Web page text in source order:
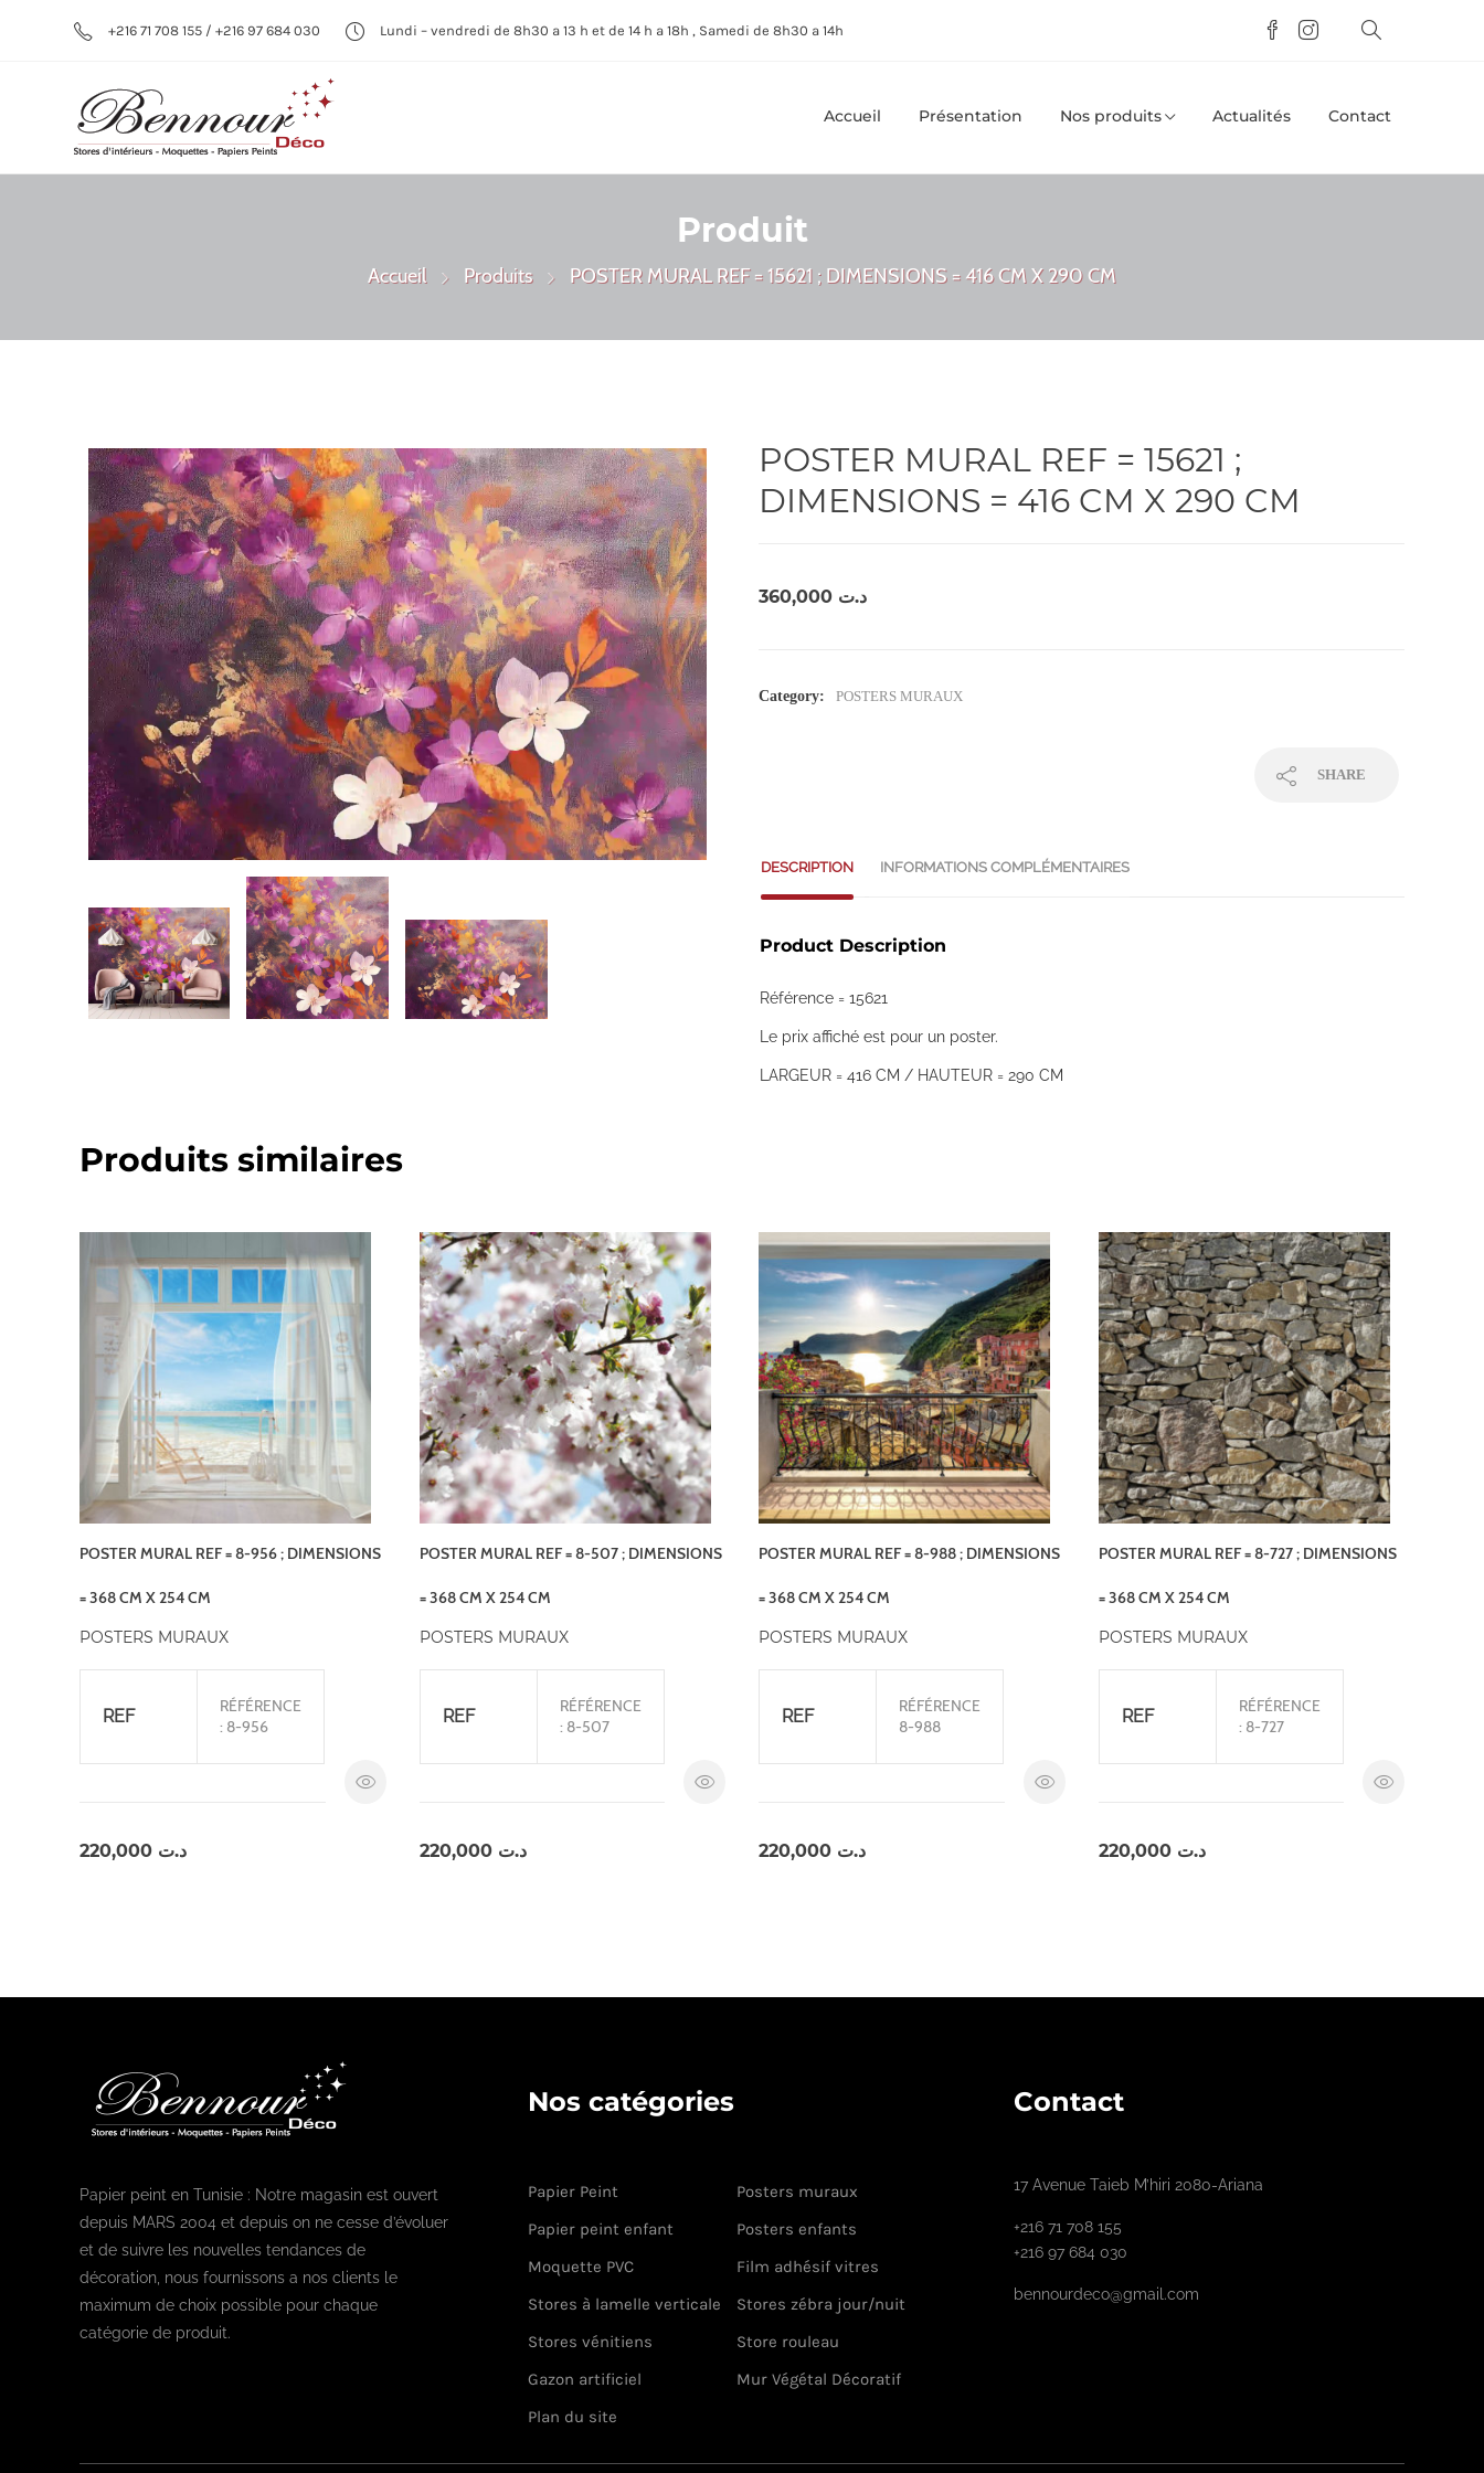
+216 71 708 155 / +216 97 684 030 Lundi – vendredi de 8h30 a 13 h et de 14 h a 18h , Samedi de 8h30 a 14h
Accueil Présentation Nos produits Actualités Contact
Produit
Accueil Produits POSTER MURAL REF = 15621 ; DIMENSIONS = 416 CM X 290 CM
POSTER MURAL REF = 15621 ;
DIMENSIONS = 416 CM X 290 CM
د.ت
Category: POSTERS MURAUX
SHARE
DESCRIPTION INFORMATIONS COMPLÉMENTAIRES
Product Description
Référence = 15621
Le prix affiché est pour un poster.
LARGEUR = 416 CM / HAUTEUR = 290 CM
Produits similaires
POSTER MURAL REF = 8-956 ; DIMENSIONS
= 368 CM X 254 CM
POSTERS MURAUX
REF
RÉFÉRENCE
: 8-956
د.ت
POSTER MURAL REF = 8-507 ; DIMENSIONS
= 368 CM X 254 CM
POSTERS MURAUX
REF
RÉFÉRENCE
: 8-507
د.ت 220,000
POSTER MURAL REF = 8-988 ; DIMENSIONS
= 368 CM X 254 CM
POSTERS MURAUX
REF
RÉFÉRENCE
8-988
د.ت
POSTER MURAL REF = 8-727 ; DIMENSIONS
= 368 CM X 254 CM
POSTERS MURAUX
REF
RÉFÉRENCE
: 8-727
د.ت 220,000
Papier peint en Tunisie : Notre magasin est ouvert
depuis MARS 2004 et depuis on ne cesse d’évoluer
et de suivre les nouvelles tendances de
décoration, nous fournissons a nos clients le
maximum de choix possible pour chaque
catégorie de produit.
Nos catégories
Papier Peint
Posters muraux
Papier peint enfant
Posters enfants
Moquette PVC
Film adhésif vitres
Stores à lamelle verticale
Stores zébra jour/nuit
Stores vénitiens
Store rouleau
Gazon artificiel
Mur Végétal Décoratif
Plan du site
Contact
17 Avenue Taieb M’hiri 2080-Ariana
+216 71 708 155
+216 97 684 030
bennourdeco@gmail.com